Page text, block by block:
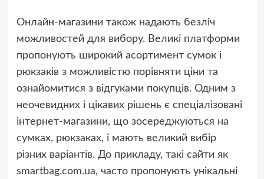
Онлайн-магазини також надають безліч
можливостей для вибору. Великі платформи
пропонують широкий асортимент сумок і
рюкзаків з можливістю порівняти ціни та
ознайомитися з відгуками покупців. Одним з
неочевидних і цікавих рішень є спеціалізовані
інтернет-магазини, що зосереджуються на
сумках, рюкзаках, і мають великий вибір
різних варіантів. До прикладу, такі сайти як
smartbag.com.ua, часто пропонують унікальні